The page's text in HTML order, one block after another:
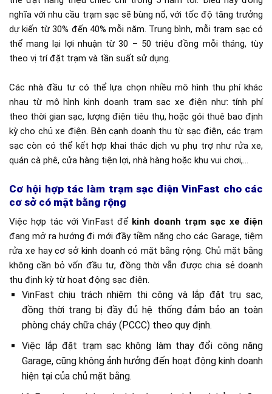
nghĩa với nhu cầu trạm sạc sẽ bùng nổ, với tốc độ tăng trưởng
dự kiến từ 30% đến 40% mỗi năm. Trung bình, mỗi trạm sạc có
thể mang lại lợi nhuận từ 30 – 50 triệu đồng mỗi tháng, tùy
theo vị trí đặt trạm và tần suất sử dụng.
Các nhà đầu tư có thể lựa chọn nhiều mô hình thu phí khác
nhau từ mô hình kinh doanh trạm sạc xe điện như: tính phí
theo thời gian sạc, lượng điện tiêu thụ, hoặc gói thuê bao định
kỳ cho chủ xe điện. Bên cạnh doanh thu từ sạc điện, các trạm
sạc còn có thể kết hợp khai thác dịch vụ phụ trợ như rửa xe,
quán cà phê, cửa hàng tiện lợi, nhà hàng hoặc khu vui chơi,…
Cơ hội hợp tác làm trạm sạc điện VinFast cho các
cơ sở có mặt bằng rộng
Việc hợp tác với VinFast để kinh doanh trạm sạc xe điện
đang mở ra hướng đi mới đầy tiềm năng cho các Garage, tiệm
rửa xe hay cơ sở kinh doanh có mặt bằng rộng. Chủ mặt bằng
không cần bỏ vốn đầu tư, đồng thời vẫn được chia sẻ doanh
thu định kỳ từ hoạt động sạc điện.
VinFast chịu trách nhiệm thi công và lắp đặt trụ sạc,
đồng thời trang bị đầy đủ hệ thống đảm bảo an toàn
phòng cháy chữa cháy (PCCC) theo quy định.
Việc lắp đặt trạm sạc không làm thay đổi công năng
Garage, cũng không ảnh hưởng đến hoạt động kinh doanh
hiện tại của chủ mặt bằng.